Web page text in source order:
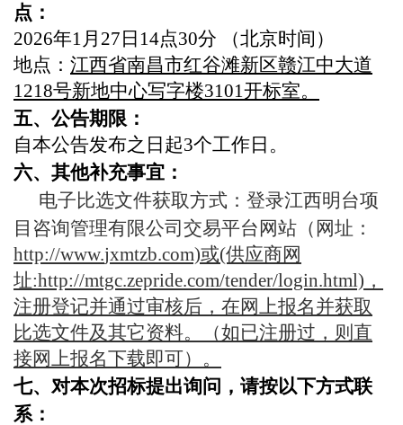
点：
2026年1月27日14点30分 （北京时间）
地点： 江西省南昌市红谷滩新区赣江中大道
1218号新地中心写字楼3101开标室。
五、公告期限：
自本公告发布之日起3个工作日。
六、其他补充事宜：
电子比选文件获取方式：登录江西明台项
目咨询管理有限公司交易平台网站（网址：
http://www.jxmtzb.com)或(供应商网
址:http://mtgc.zepride.com/tender/login.html)，
注册登记并通过审核后，在网上报名并获取
比选文件及其它资料。（如已注册过，则直
接网上报名下载即可）。
七、对本次招标提出询问，请按以下方式联
系：